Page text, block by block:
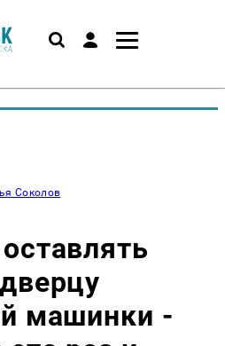
Соколов
машинки -